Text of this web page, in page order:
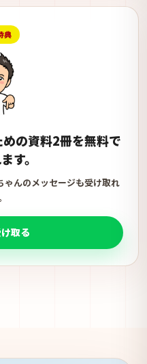
典
の資料2冊を無料で
す。
んのメッセージも受け取れ
取る